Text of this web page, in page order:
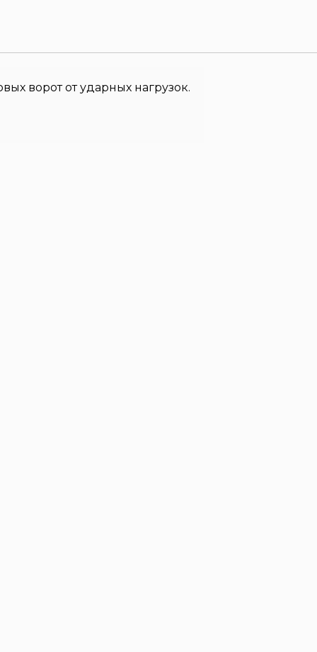
ворот от ударных нагрузок.